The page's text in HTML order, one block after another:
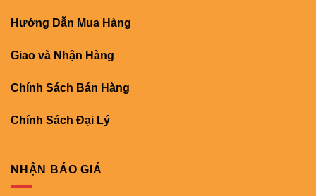
Hướng Dẫn Mua Hàng
Giao và Nhận Hàng
Chính Sách Bán Hàng
Chính Sách Đại Lý
NHẬN BÁO GIÁ